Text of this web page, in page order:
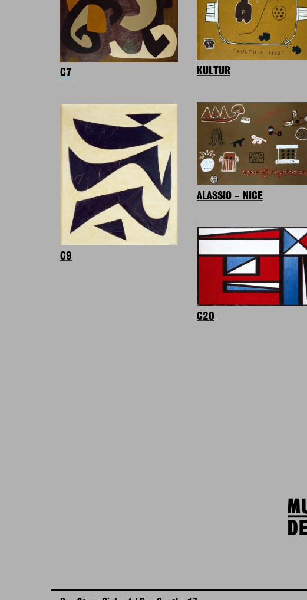
C7 KULTUR
ALASSIO – NICE
C9
C20